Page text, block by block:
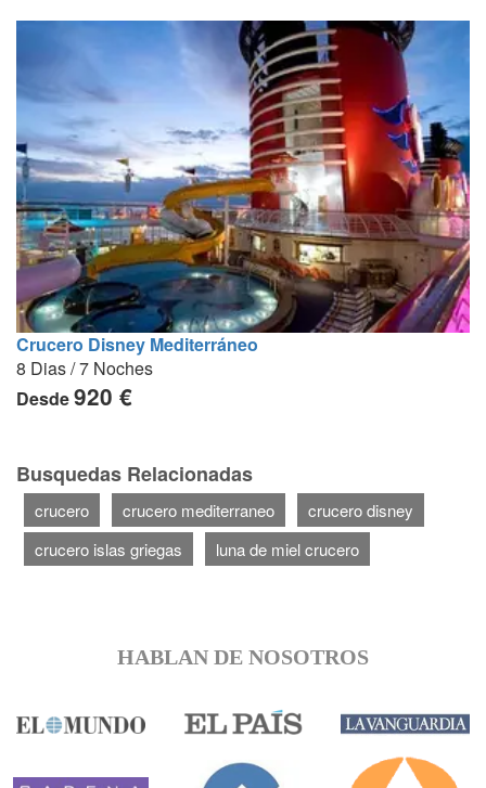
Crucero Disney Mediterráneo
8 Dias / 7 Noches
Desde920 €
Busquedas Relacionadas
crucero crucero mediterraneo
crucero disney
crucero islas griegas
luna de miel crucero
HABLAN DE NOSOTROS